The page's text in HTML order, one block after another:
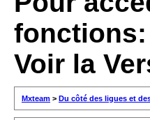
fonctions:
Voir la
Mxteam > Du côté des ligues et